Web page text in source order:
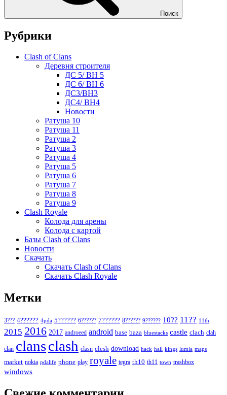
Поиск
Рубрики
Clash of Clans
Деревня строителя
ДС 5/ BH 5
ДС 6/ BH 6
ДС3/BH3
ДС4/ BH4
Новости
Ратуша 10
Ратуша 11
Ратуша 2
Ратуша 3
Ратуша 4
Ратуша 5
Ратуша 6
Ратуша 7
Ратуша 8
Ратуша 9
Clash Royale
Колода для арены
Колода с картой
Базы Clash of Clans
Новости
Скачать
Скачать Clash of Clans
Скачать Clash Royale
Метки
3??? 4?????? 4pda 5?????? 6?????? 7?????? 8?????? 9?????? 10?? 11?? 11th
2015 2016 2017 androeed android base baza bluestacks castle clach clah
clan clansclash clasn clesh download hack hall kings lumia maps
market nokia pdalife phone play royale tegra th10 th11 town trashbox
windows